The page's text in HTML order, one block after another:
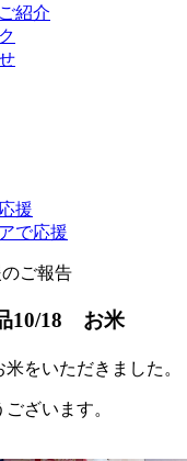
紹介
援
で応援
ご報告
10/18 お米
をいただきました。
ざいます。